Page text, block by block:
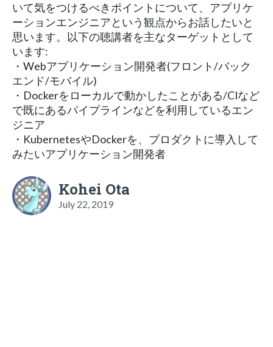
いて気をつけるべきポイントについて、アプリケ
ーションエンジニアという観点からお話したいと
思います。以下の聴講者を主なターゲットとして
います:
・Webアプリケーション開発者(フロント/バック
エンド/モバイル)
・Dockerをローカルで動かしたことがある/CIなど
で既にあるパイプラインなどを利用しているエン
ジニア
・KubernetesやDockerを、プロダクトに導入して
みたいアプリケーション開発者
Kohei Ota
July 22, 2019